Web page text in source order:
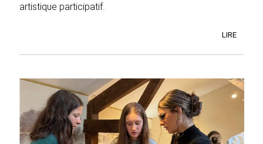
artistique participatif.
LIRE